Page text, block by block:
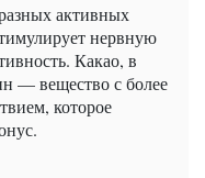
активных
нервную
Какао, в
— вещество с более
которое